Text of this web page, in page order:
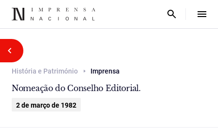
História e Património Imprensa
Nomeação do Conselho Editorial.
2 de março de 1982